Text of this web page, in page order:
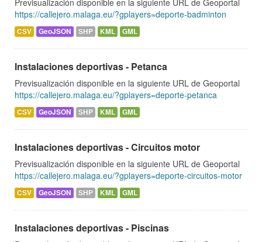
Previsualización disponible en la siguiente URL de Geoportal
https://callejero.malaga.eu/?gplayers=deporte-badminton
CSV GeoJSON SHP KML GML
Instalaciones deportivas - Petanca
Previsualización disponible en la siguiente URL de Geoportal
https://callejero.malaga.eu/?gplayers=deporte-petanca
CSV GeoJSON SHP KML GML
Instalaciones deportivas - Circuitos motor
Previsualización disponible en la siguiente URL de Geoportal
https://callejero.malaga.eu/?gplayers=deporte-circuitos-motor
CSV GeoJSON SHP KML GML
Instalaciones deportivas - Piscinas